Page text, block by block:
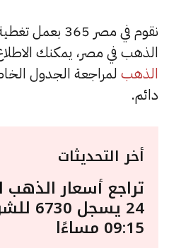
نقوم في مصر 365
الذهب في مصر، يمكنك
الذهب لمراجعة الجدول
دائم.
أخر التحديثات
تراجع أسعار
24
09:15 مساءًا